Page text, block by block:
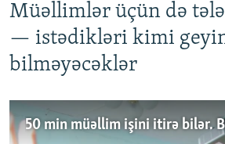
Müəllimlər üçün də
— istədikləri kimi
bilməyəcəklər